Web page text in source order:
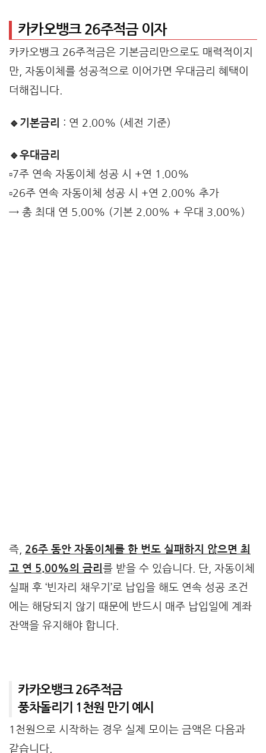
카카오뱅크 26주적금 이자
카카오뱅크 26주적금은 기본금리만으로도 매력적이지
만, 자동이체를 성공적으로 이어가면 우대금리 혜택이
더해집니다.
🔹기본금리 : 연 2.00% (세전 기준)
🔹우대금리
▫️7주 연속 자동이체 성공 시 +연 1.00%
▫️26주 연속 자동이체 성공 시 +연 2.00% 추가
→ 총 최대 연 5.00% (기본 2.00% + 우대 3.00%)
즉, 26주 동안 자동이체를 한 번도 실패하지 않으면 최
고 연 5.00%의 금리 를 받을 수 있습니다. 단, 자동이체
실패 후 ‘빈자리 채우기’로 납입을 해도 연속 성공 조건
에는 해당되지 않기 때문에 반드시 매주 납입일에 계좌
잔액을 유지해야 합니다.
카카오뱅크 26주적금
풍차돌리기 1천원 만기 예시
1천원으로 시작하는 경우 실제 모이는 금액은 다음과
같습니다.